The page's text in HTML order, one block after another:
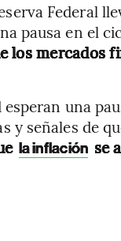
Federal
pausa en el
los mercados
una
señales de
la inflación se